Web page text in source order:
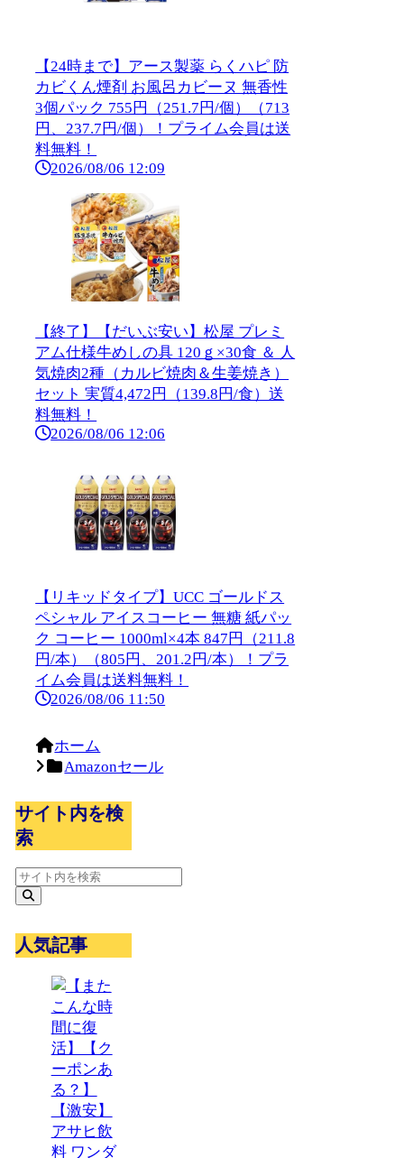
【24時まで】アース製薬 らくハピ 防
カビくん煙剤 お風呂カビーヌ 無香性
3個パック 755円（251.7円/個）（713
円、237.7円/個）！プライム会員は送
料無料！
2026/08/06 12:09
【終了】【だいぶ安い】松屋 プレミ
アム仕様牛めしの具 120ｇ×30食 ＆ 人
気焼肉2種（カルビ焼肉＆生姜焼き）
セット 実質4,472円（139.8円/食）送
料無料！
2026/08/06 12:06
【リキッドタイプ】UCC ゴールドス
ペシャル アイスコーヒー 無糖 紙パッ
ク コーヒー 1000ml×4本 847円（211.8
円/本）（805円、201.2円/本）！プラ
イム会員は送料無料！
2026/08/06 11:50
ホーム
Amazonセール
サイト内を検
索
人気記事